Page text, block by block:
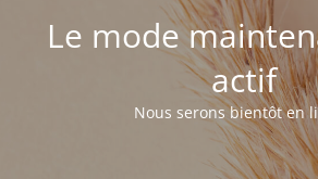
Le mode
actif
Nous serons bientôt en